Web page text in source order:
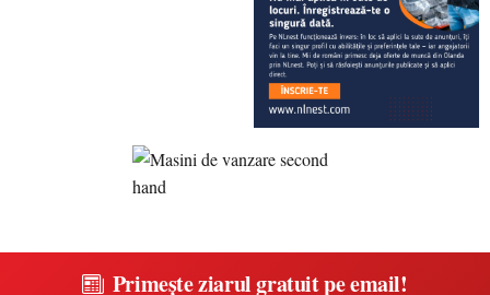
Primește ziarul gratuit pe email!